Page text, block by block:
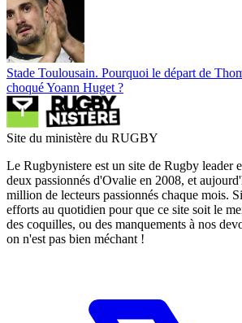
Stade Toulousain. Pourquoi le départ de
choqué Yoann Huget ?
Site du ministère du RUGBY
Le Rugbynistere est un site de Rugby leader
deux passionnés d'Ovalie en 2008, et
million de lecteurs passionnés chaque mois.
efforts au quotidien pour que ce site soit le
des coquilles, ou des manquements à nos
on n'est pas bien méchant !